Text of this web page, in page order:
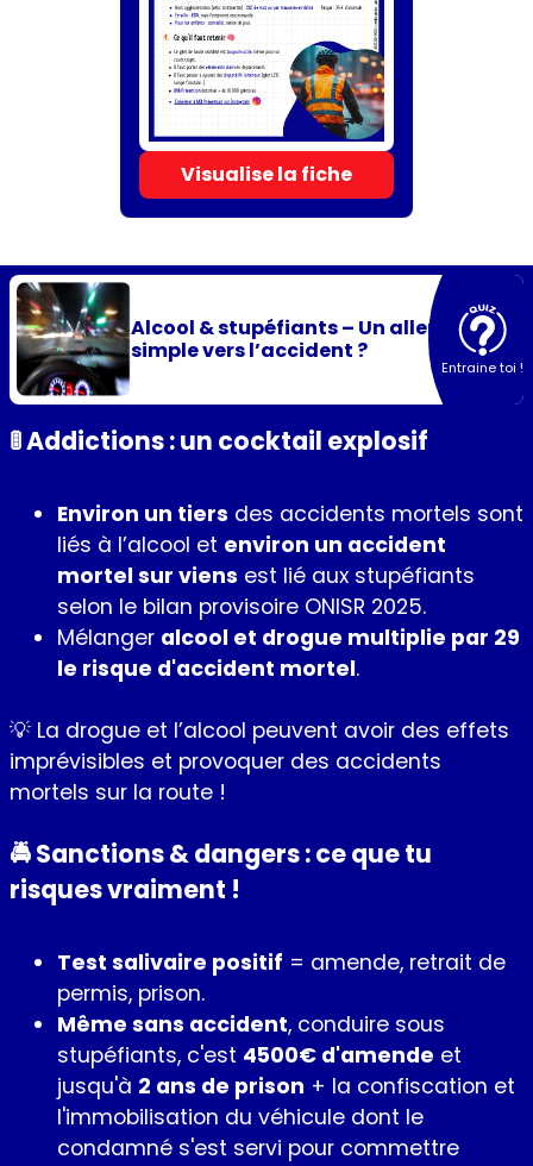
Visualise la fiche
Alcool & stupéfiants – Un aller
simple vers l’accident ?
Entraine toi !
🚦 Addictions : un cocktail explosif
Environ un tiers des accidents mortels sont
liés à l’alcool et environ un accident
mortel sur viens est lié aux stupéfiants
selon le bilan provisoire ONISR 2025.
Mélanger alcool et drogue multiplie par 29
le risque d'accident mortel.
💡 La drogue et l’alcool peuvent avoir des effets
imprévisibles et provoquer des accidents
mortels sur la route !
🚔 Sanctions & dangers : ce que tu
risques vraiment !
Test salivaire positif = amende, retrait de
permis, prison.
Même sans accident, conduire sous
stupéfiants, c'est 4500€ d'amende et
jusqu'à 2 ans de prison + la confiscation et
l'immobilisation du véhicule dont le
condamné s'est servi pour commettre